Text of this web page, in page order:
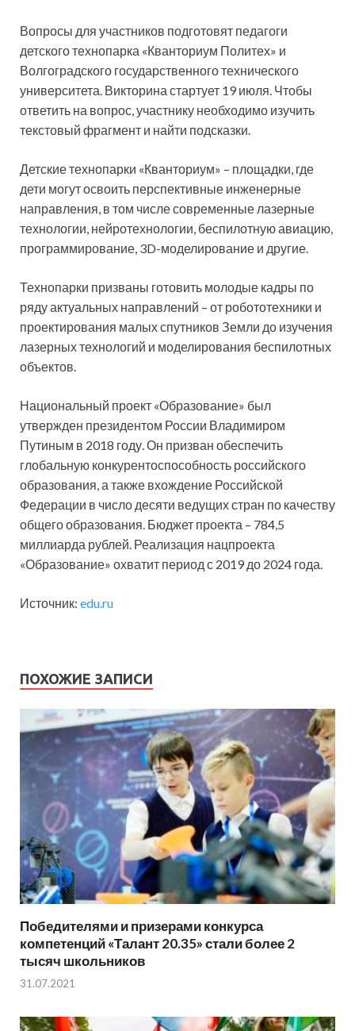
Вопросы для участников подготовят педагоги
детского технопарка «Кванториум Политех» и
Волгоградского государственного технического
университета. Викторина стартует 19 июля. Чтобы
ответить на вопрос, участнику необходимо изучить
текстовый фрагмент и найти подсказки.
Детские технопарки «Кванториум» – площадки, где
дети могут освоить перспективные инженерные
направления, в том числе современные лазерные
технологии, нейротехнологии, беспилотную авиацию,
программирование, 3D-моделирование и другие.
Технопарки призваны готовить молодые кадры по
ряду актуальных направлений – от робототехники и
проектирования малых спутников Земли до изучения
лазерных технологий и моделирования беспилотных
объектов.
Национальный проект «Образование» был
утвержден президентом России Владимиром
Путиным в 2018 году. Он призван обеспечить
глобальную конкурентоспособность российского
образования, а также вхождение Российской
Федерации в число десяти ведущих стран по качеству
общего образования. Бюджет проекта – 784,5
миллиарда рублей. Реализация нацпроекта
«Образование» охватит период с 2019 до 2024 года.
Источник: edu.ru
ПОХОЖИЕ ЗАПИСИ
Победителями и призерами конкурса
компетенций «Талант 20.35» стали более 2
тысяч школьников
31.07.2021